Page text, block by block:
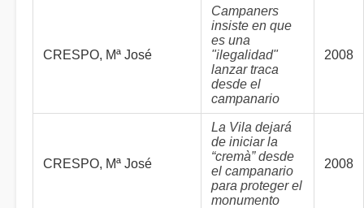
CRESPO, Mª José
Campaners
insiste en que
es una
"ilegalidad"
lanzar traca
desde el
campanario
2008
CRESPO, Mª José
La Vila dejará
de iniciar la
“cremà” desde
el campanario
para proteger el
monumento
2008